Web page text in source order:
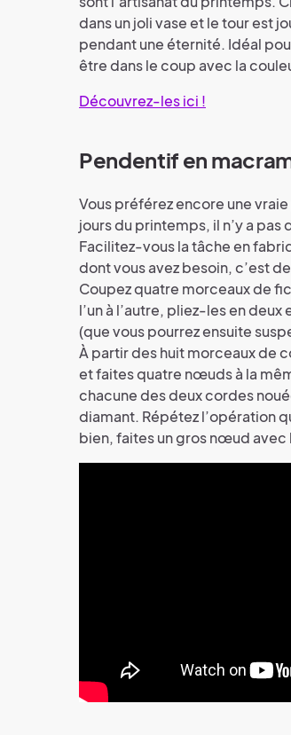
dans un joli vase et le tour est
pendant une éternité. Idéal
être dans le coup avec la
Découvrez-les ici !
Pendentif en
Vous préférez encore une
jours du printemps, il n’y a
Facilitez-vous la tâche en
dont vous avez besoin, c’est
Coupez quatre morceaux de
l’un à l’autre, pliez-les en
(que vous pourrez ensuite
À partir des huit morceaux de
et faites quatre nœuds à la
chacune des deux cordes
diamant. Répétez l’opération
bien, faites un gros nœud avec